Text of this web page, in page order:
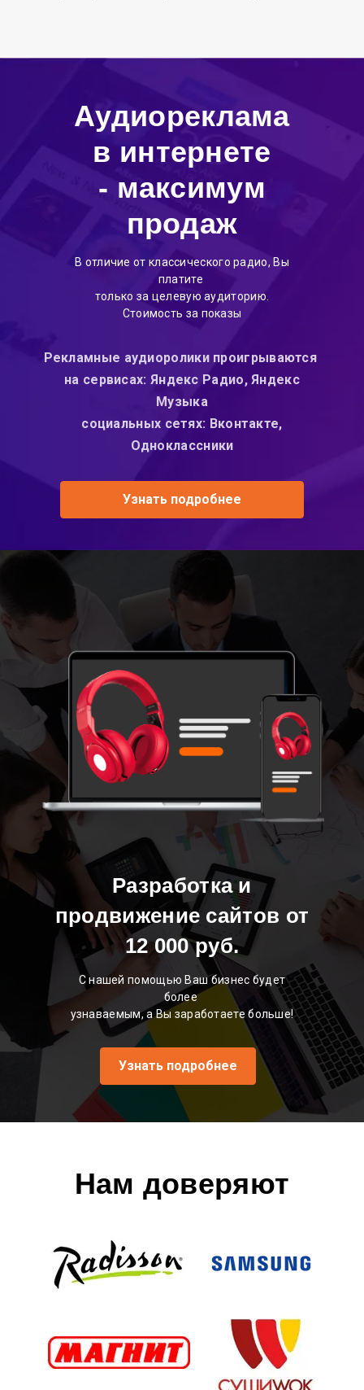
Аудиореклама
в интернете
- максимум
продаж
В отличие от классического радио, Вы
платите
только за целевую аудиторию.
Стоимость за показы
Рекламные аудиоролики проигрываются
на сервисах: Яндекс Радио, Яндекс
Mузыка
социальных сетях: Вконтакте,
Одноклассники
Узнать подробнее
Разработка и
продвижение сайтов от
12 000 руб.
С нашей помощью Ваш бизнес будет
более
узнаваемым, а Вы заработаете больше!
Узнать подробнее
Нам доверяют